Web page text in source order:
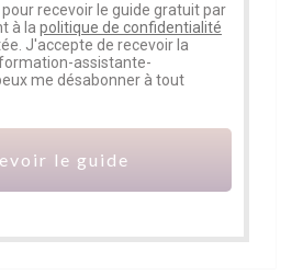
recevoir le guide gratuit par
à la politique de confidentialité
J'accepte de recevoir la
assistante-
me désabonner à tout
le guide